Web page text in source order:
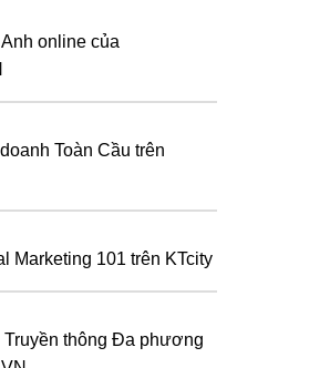
online của
Toàn Cầu trên
Marketing 101 trên KTcity
Truyền thông Đa phương